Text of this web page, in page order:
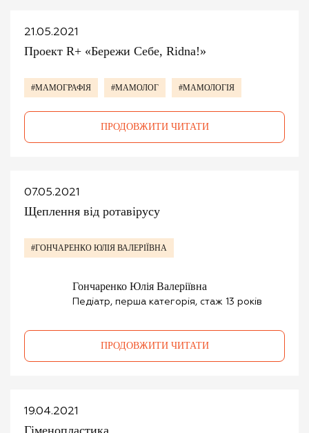
21.05.2021
Проект R+ «Бережи Себе, Ridna!»
#МАМОГРАФІЯ #МАМОЛОГ #МАМОЛОГІЯ
ПРОДОВЖИТИ ЧИТАТИ
07.05.2021
Щеплення від ротавірусу
#ГОНЧАРЕНКО ЮЛІЯ ВАЛЕРІЇВНА
Гончаренко Юлія Валеріївна
Педіатр, перша категорія, стаж 13 років
ПРОДОВЖИТИ ЧИТАТИ
19.04.2021
Гіменопластика